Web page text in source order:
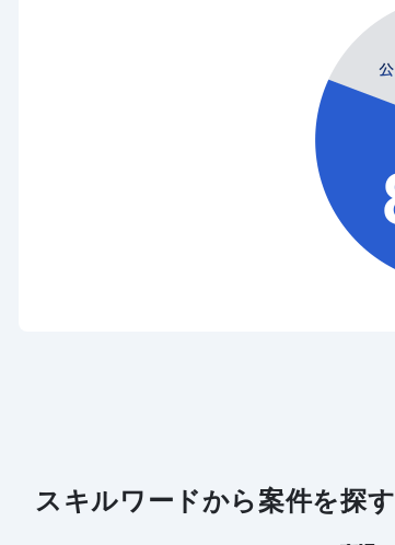
スキルワードから案件を探す